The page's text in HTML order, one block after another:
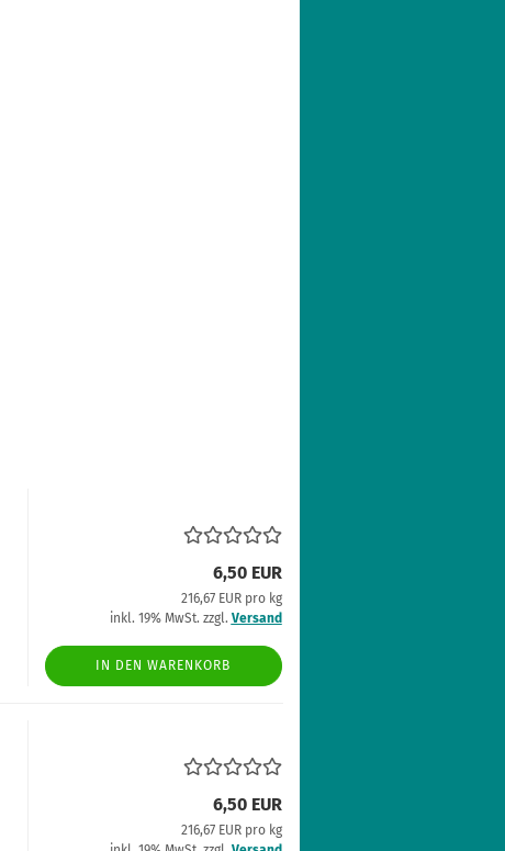
6,50 EUR
216,67 EUR pro kg
inkl. 19% MwSt. zzgl. Versand
IN DEN WARENKORB
6,50 EUR
216,67 EUR pro kg